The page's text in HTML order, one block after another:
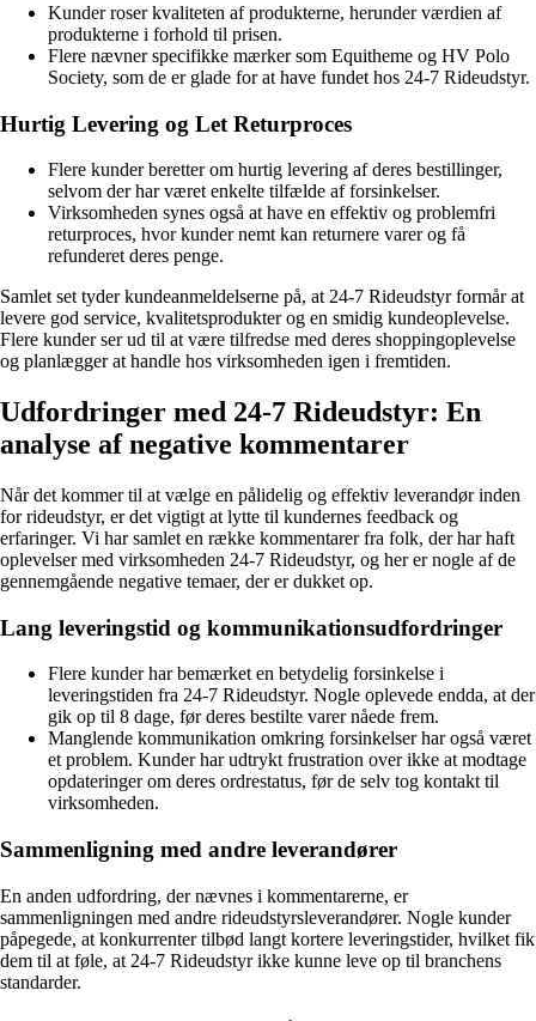
Kunder roser kvaliteten af produkterne, herunder værdien af
produkterne i forhold til prisen.
Flere nævner specifikke mærker som Equitheme og HV Polo
Society, som de er glade for at have fundet hos 24-7 Rideudstyr.
Hurtig Levering og Let Returproces
Flere kunder beretter om hurtig levering af deres bestillinger,
selvom der har været enkelte tilfælde af forsinkelser.
Virksomheden synes også at have en effektiv og problemfri
returproces, hvor kunder nemt kan returnere varer og få
refunderet deres penge.
Samlet set tyder kundeanmeldelserne på, at 24-7 Rideudstyr formår at
levere god service, kvalitetsprodukter og en smidig kundeoplevelse.
Flere kunder ser ud til at være tilfredse med deres shoppingoplevelse
og planlægger at handle hos virksomheden igen i fremtiden.
Udfordringer med 24-7 Rideudstyr: En
analyse af negative kommentarer
Når det kommer til at vælge en pålidelig og effektiv leverandør inden
for rideudstyr, er det vigtigt at lytte til kundernes feedback og
erfaringer. Vi har samlet en række kommentarer fra folk, der har haft
oplevelser med virksomheden 24-7 Rideudstyr, og her er nogle af de
gennemgående negative temaer, der er dukket op.
Lang leveringstid og kommunikationsudfordringer
Flere kunder har bemærket en betydelig forsinkelse i
leveringstiden fra 24-7 Rideudstyr. Nogle oplevede endda, at der
gik op til 8 dage, før deres bestilte varer nåede frem.
Manglende kommunikation omkring forsinkelser har også været
et problem. Kunder har udtrykt frustration over ikke at modtage
opdateringer om deres ordrestatus, før de selv tog kontakt til
virksomheden.
Sammenligning med andre leverandører
En anden udfordring, der nævnes i kommentarerne, er
sammenligningen med andre rideudstyrsleverandører. Nogle kunder
påpegede, at konkurrenter tilbød langt kortere leveringstider, hvilket fik
dem til at føle, at 24-7 Rideudstyr ikke kunne leve op til branchens
standarder.